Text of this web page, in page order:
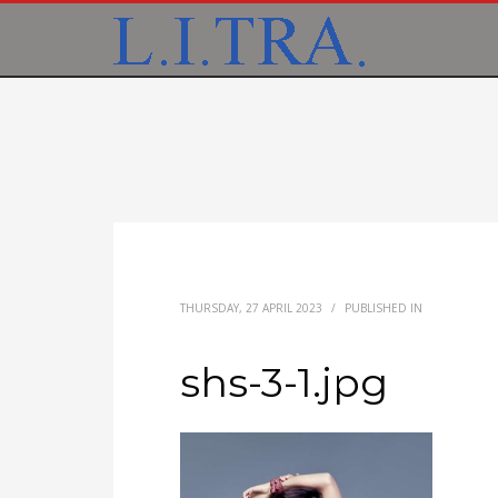
THURSDAY, 27 APRIL 2023 / PUBLISHED IN
shs-3-1.jpg